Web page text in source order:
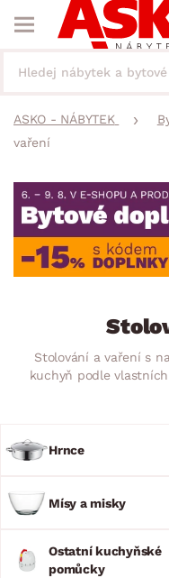
ASKO - NÁBYTEK
vaření
Stolování a vaření s
kuchyň podle
Kuchyňské potřeby a
bezstarostné stolování
je
Hrnce
Mísy a misky
Ostatní kuchyňské
pomůcky